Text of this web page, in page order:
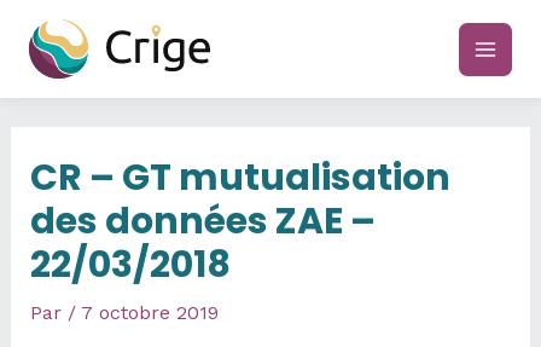
contenu
main
CR – GT mutualisation
des données ZAE –
22/03/2018
Par / 7 octobre 2019